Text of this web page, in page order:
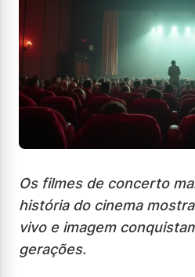
Os filmes de concerto
história do cinema
vivo e imagem
gerações.